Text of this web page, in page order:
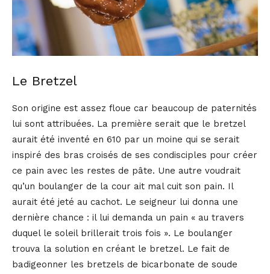
Le Bretzel
Son origine est assez floue car beaucoup de paternités
lui sont attribuées. La première serait que le bretzel
aurait été inventé en 610 par un moine qui se serait
inspiré des bras croisés de ses condisciples pour créer
ce pain avec les restes de pâte. Une autre voudrait
qu’un boulanger de la cour ait mal cuit son pain. Il
aurait été jeté au cachot. Le seigneur lui donna une
dernière chance : il lui demanda un pain « au travers
duquel le soleil brillerait trois fois ». Le boulanger
trouva la solution en créant le bretzel. Le fait de
badigeonner les bretzels de bicarbonate de soude